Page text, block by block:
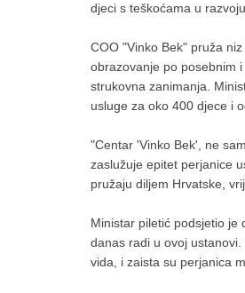
djeci s teškoćama u
COO "Vinko Bek" pruža
obrazovanje po posebnim
strukovna zanimanja.
usluge za oko 400 djece i
"Centar 'Vinko Bek', ne
zaslužuje epitet perjanice
pružaju diljem Hrvatske,
Ministar piletić podsjetio je
danas radi u ovoj
vida, i zaista su perjanica